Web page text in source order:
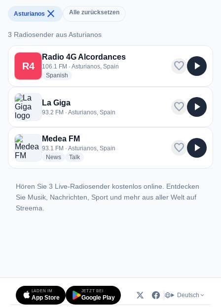
Asturianos close Alle zurücksetzen
3 Radiosender aus Asturianos
3 Radiosender aus Asturianos
R4
Radio 4G Alcordances
106.1 FM · Asturianos, Spain
Spanish
favorite play_arrow
La Giga
93.2 FM · Asturianos, Spain favorite play_arrow
Medea FM
93.1 FM · Asturianos, Spain
Newsradio stations
Talkradio stations
favorite play_arrow
Hören Sie 3 Live-Radiosender kostenlos online. Entdecken
Sie Musik, Nachrichten, Sport und mehr aus aller Welt auf
Streema.
LADEN IM
App Store
JETZT BEI
Google Play Deutsch